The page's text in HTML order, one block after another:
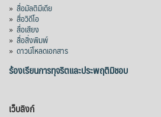
» สื่อมัลติมีเดีย
» สื่อวิดีโอ
» สื่อเสียง
» สื่อสิ่งพิมพ์
» ดาวน์โหลดเอกสาร
ร้องเรียนการทุจริตและประพฤติมิชอบ
เว็บลิงก์